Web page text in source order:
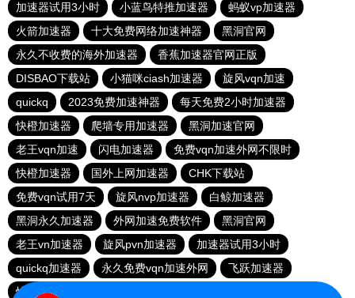
加速器试用3小时
小蓝鸟特推加速器
蚂蚁vp加速器
火箭加速器
十大免费网络加速神器
黑洞官网
永久不收费的海外加速器
香蕉加速器官网正版
DISBAO下载站
小猫咪ciash加速器
旋风vqn加速
quickq
2023免费加速神器
每天免费2小时加速器
快橙加速器
爬墙专用加速器
黑洞加速官网
老王vqn加速
闪电加速器
免费vqn加速外网不限时
快橙加速器
国外上网加速器
CHK下载站
免费vqn试用7天
旋风nvp加速器
白鲸加速器
黑洞永久加速器
外网加速免费软件
黑洞官网
老王vn加速器
旋风pvn加速器
加速器试用3小时
quickq加速器
永久免费vqn加速外网
飞跃加速器
快连lets加速器